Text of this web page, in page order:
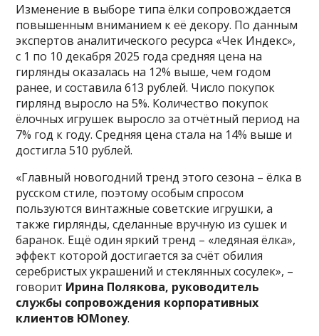
Изменение в выборе типа ёлки сопровождается
повышенным вниманием к её декору. По данным
экспертов аналитического ресурса «Чек Индекс»,
с 1 по 10 декабря 2025 года средняя цена на
гирлянды оказалась на 12% выше, чем годом
ранее, и составила 613 рублей. Число покупок
гирлянд выросло на 5%. Количество покупок
ёлочных игрушек выросло за отчётный период на
7% год к году. Средняя цена стала на 14% выше и
достигла 510 рублей.
«Главный новогодний тренд этого сезона – ёлка в
русском стиле, поэтому особым спросом
пользуются винтажные советские игрушки, а
также гирлянды, сделанные вручную из сушек и
баранок. Ещё один яркий тренд – «ледяная ёлка»,
эффект которой достигается за счёт обилия
серебристых украшений и стеклянных сосулек», –
говорит Ирина Полякова, руководитель
службы сопровождения корпоративных
клиентов ЮMoney.